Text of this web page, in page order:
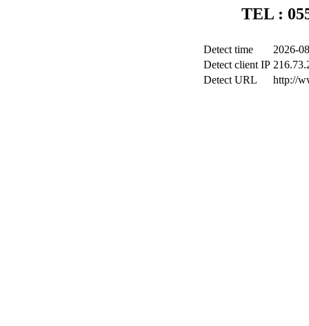
TEL :
Detect time
2026-
Detect client IP
Detect URL
http://